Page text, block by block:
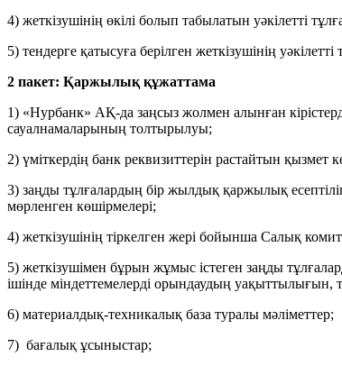
4) жеткізушінің өкілі болып табылатын уәкілетті
5) тендерге қатысуға берілген жеткізушінің
2 пакет: Қаржылық құжаттама
1) «Нурбанк» АҚ-да заңсыз жолмен алынған
сауалнамаларының толтырылуы;
2) үміткердің банк реквизиттерін растайтын
3) заңды тұлғалардың бір жылдық қаржылық
мөрленген көшірмелері;
4) жеткізушінің тіркелген жері бойынша Салық
5) жеткізушімен бұрын жұмыс істеген заңды
ішінде міндеттемелерді орындаудың
6) материалдық-техникалық база туралы мәліметтер;
7) бағалық ұсыныстар;